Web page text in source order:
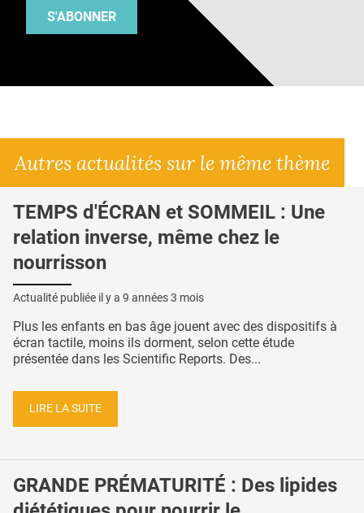
S'ABONNER
Autres actualités sur le même thème
TEMPS d'ÉCRAN et SOMMEIL : Une
relation inverse, même chez le
nourrisson
Actualité publiée il y a 9 années 3 mois
Plus les enfants en bas âge jouent avec des dispositifs à
écran tactile, moins ils dorment, selon cette étude
présentée dans les Scientific Reports. Des...
LIRE LA SUITE
GRANDE PRÉMATURITÉ : Des lipides